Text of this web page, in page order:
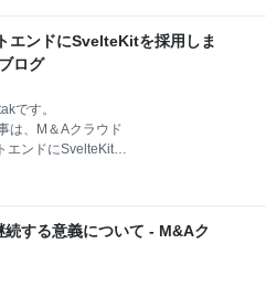
と呼ばれるたぐいの
ざっくりまとめた後
にある考えを書こ
までのデータ活用に
ラウドリリースか
フォームのリリース
して深い知見のあ
ーザ行動が見れるサ
った分析もできま
エンドにSvelteKitを採用しま
ログ
です。
は、M＆Aクラウド
エンドにSvelteKitを
ぜSvelteKitを採用し
討してなぜ採用に至
方はぜひお付き合い
年前からReact、
て人気が出ている
する意義について - M&Aク